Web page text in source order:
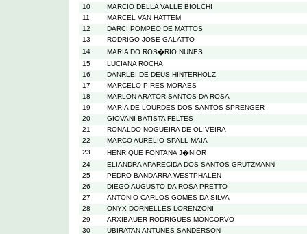
10
MARCIO DELLA VALLE BIOLCHI
11
MARCEL VAN HATTEM
12
DARCI POMPEO DE MATTOS
13
RODRIGO JOSE GALATTO
14
MARIA DO ROS�RIO NUNES
15
LUCIANA ROCHA
16
DANRLEI DE DEUS HINTERHOLZ
17
MARCELO PIRES MORAES
18
MARLON ARATOR SANTOS DA ROSA
19
MARIA DE LOURDES DOS SANTOS SPRENGER
20
GIOVANI BATISTA FELTES
21
RONALDO NOGUEIRA DE OLIVEIRA
22
MARCO AURELIO SPALL MAIA
23
HENRIQUE FONTANA J�NIOR
24
ELIANDRA APARECIDA DOS SANTOS GRUTZMANN
25
PEDRO BANDARRA WESTPHALEN
26
DIEGO AUGUSTO DA ROSA PRETTO
27
ANTONIO CARLOS GOMES DA SILVA
28
ONYX DORNELLES LORENZONI
29
ARXIBAUER RODRIGUES MONCORVO
30
UBIRATAN ANTUNES SANDERSON